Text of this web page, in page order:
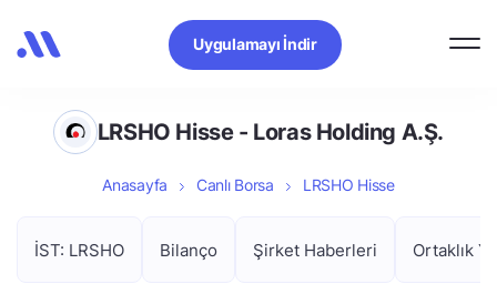
Uygulamayı İndir
LRSHO Hisse - Loras Holding A.Ş.
Anasayfa Canlı Borsa LRSHO Hisse
İST: LRSHO Bilanço Şirket Haberleri Ortaklık